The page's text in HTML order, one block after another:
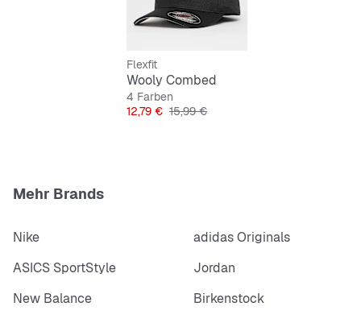
Material: 88% Polyacryl, 10% Wolle, 2% Elasthan
Flexfit
Wooly Combed
4 Farben
Preis
12,79 € Originalpreis
15,99 €
Mehr Brands
Nike
adidas Originals
ASICS SportStyle
Jordan
New Balance
Birkenstock